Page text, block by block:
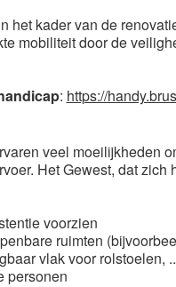
het kader van de
mobiliteit door de
: https://
veel moeilijkheden
Het Gewest, dat
voorzien
ruimten
vlak voor rolstoelen,
personen